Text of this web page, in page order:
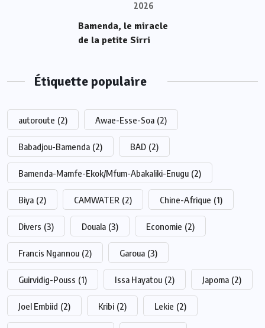
2026
Bamenda, le miracle
de la petite Sirri
Étiquette populaire
autoroute (2) Awae-Esse-Soa (2)
Babadjou-Bamenda (2) BAD (2)
Bamenda-Mamfe-Ekok/Mfum-Abakaliki-Enugu (2)
Biya (2) CAMWATER (2) Chine-Afrique (1)
Divers (3) Douala (3) Economie (2)
Francis Ngannou (2) Garoua (3)
Guirvidig-Pouss (1) Issa Hayatou (2) Japoma (2)
Joel Embiid (2) Kribi (2) Lekie (2)